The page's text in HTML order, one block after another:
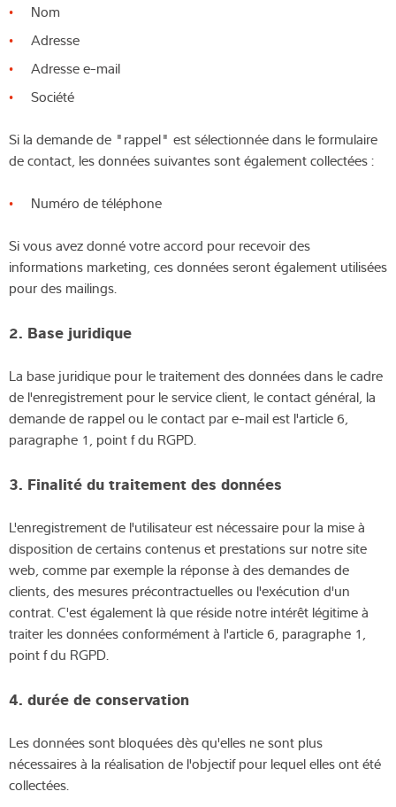
Nom
Adresse
Adresse e-mail
Société
Si la demande de "rappel" est sélectionnée dans le formulaire
de contact, les données suivantes sont également collectées :
Numéro de téléphone
Si vous avez donné votre accord pour recevoir des
informations marketing, ces données seront également utilisées
pour des mailings.
2. Base juridique
La base juridique pour le traitement des données dans le cadre
de l'enregistrement pour le service client, le contact général, la
demande de rappel ou le contact par e-mail est l'article 6,
paragraphe 1, point f du RGPD.
3. Finalité du traitement des données
L'enregistrement de l'utilisateur est nécessaire pour la mise à
disposition de certains contenus et prestations sur notre site
web, comme par exemple la réponse à des demandes de
clients, des mesures précontractuelles ou l'exécution d'un
contrat. C'est également là que réside notre intérêt légitime à
traiter les données conformément à l'article 6, paragraphe 1,
point f du RGPD.
4. durée de conservation
Les données sont bloquées dès qu'elles ne sont plus
nécessaires à la réalisation de l'objectif pour lequel elles ont été
collectées.